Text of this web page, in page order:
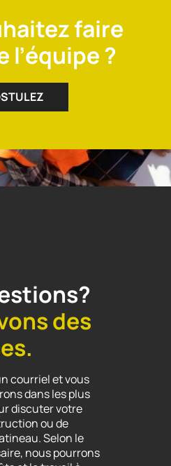
faire
l’équipe ?
des
courriel et vous
dans les plus
discuter votre
ou de
Selon le
nous pourrons